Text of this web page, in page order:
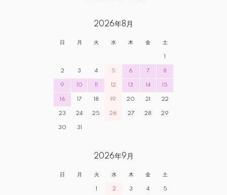
2026年8月
日 月 火 水 木 金 土
1
2 3 4 5 6 7 8
9 10 11 12 13 14 15
16 17 18 19 20 21 22
23 24 25 26 27 28 29
30 31
2026年9月
日 月 火 水 木 金 土
1 2 3 4 5